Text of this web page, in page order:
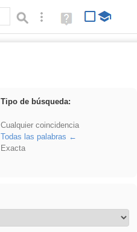
Búsqueda avanzada
Ayuda
(en
Tipo de búsqueda:
Cualquier coincidencia
Todas las palabras
Exacta